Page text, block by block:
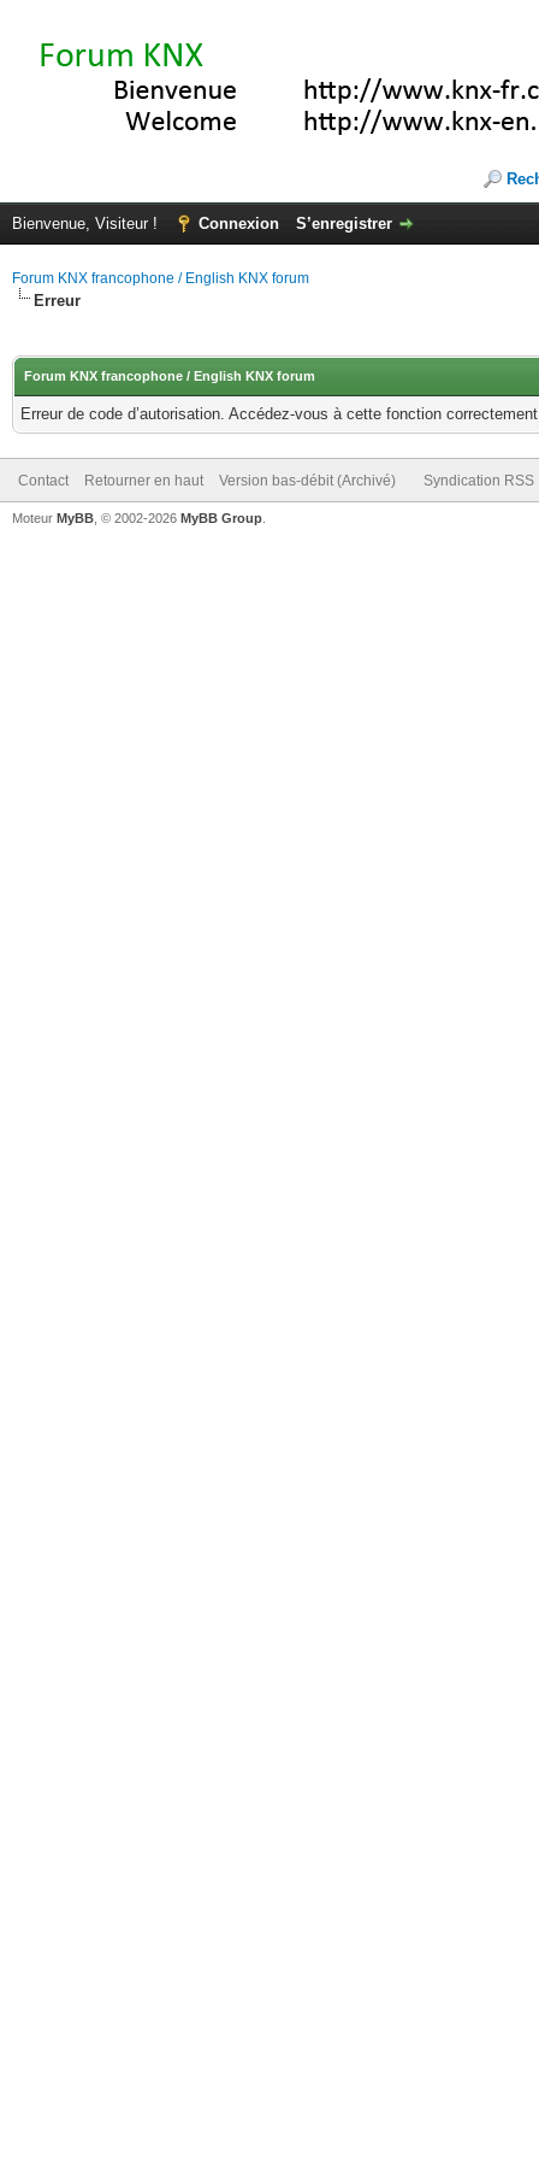
Bienvenue, Visiteur ! Connexion S’enregistrer
Forum KNX francophone / English KNX forum
Erreur
Forum KNX francophone / English KNX forum
Erreur de code d’autorisation. Accédez-vous à cette fonction
Contact Retourner en haut Version bas-débit (Archivé) Syndication RSS
Moteur MyBB , © 2002-2026 MyBB Group